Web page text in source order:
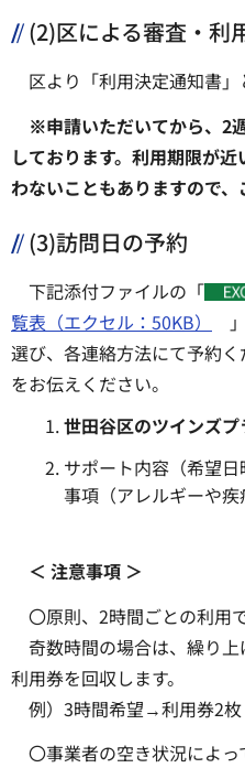
(2)区による審査・利
区より「利用決定通知書」
※申請いただいてから、2
しております。利用期限が
わないこともありますので、
(3)訪問日の予約
下記添付ファイルの「
覧表（エクセル：50KB）
選び、各連絡方法にて予約
をお伝えください。
世田谷区のツインズ
サポート内容（希望
事項（アレルギーや疾
＜ 注意事項 ＞
〇原則、2時間ごとの利用で
奇数時間の場合は、繰り
利用券を回収します。
例）3時間希望→利用券2枚
〇事業者の空き状況によ